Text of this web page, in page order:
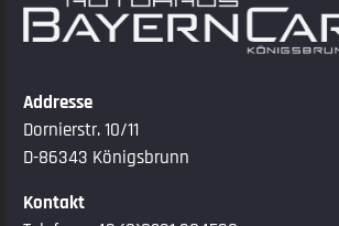
Addresse
Dornierstr. 10/11
D-86343 Königsbrunn
Kontakt